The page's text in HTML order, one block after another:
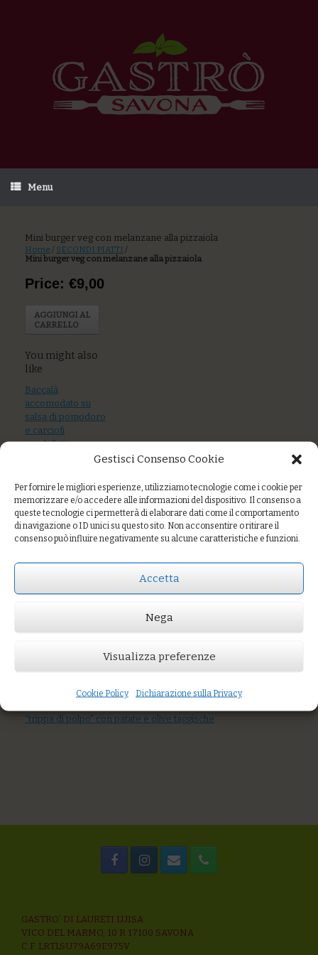
Gestisci Consenso Cookie
Per fornire le migliori esperienze, utilizziamo tecnologie come i cookie per
memorizzare e/o accedere alle informazioni del dispositivo. Il consenso a
queste tecnologie ci permetterà di elaborare dati come il comportamento
di navigazione o ID unici su questo sito. Non acconsentire o ritirare il
consenso può influire negativamente su alcune caratteristiche e funzioni.
Accetta
Nega
Visualizza preferenze
Cookie Policy Dichiarazione sulla Privacy
Menu
Mini burger veg con melanzane alla pizzaiola
Home / SECONDI PIATTI /
Mini burger veg con melanzane alla pizzaiola
Prezzo:€9,00
AGGIUNGI AL CARRELLO
Totano, batata, radicchio piastrati con salsa al ginepro
“trippa di polpo” con patate e olive taggische
Price: €9,00
AGGIUNGI AL
CARRELLO
You might also
like
Baccalà
accomodato su
salsa di pomodoro
e carciofi
spadellati
con patate e olive
taggische
Hummus di
borlotti e capperi
crude e cotte
GASTRO’ DI LAURETI LUISA
VICO DEL MARMO, 10 R 17100 SAVONA
C.F. LRTLSU79A69E975V